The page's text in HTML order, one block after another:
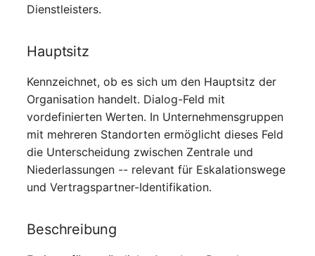
Steckdosenleiste
Supernet
Switch
Switch Chassis
Systemdienst
Telefon
Telefonanlage
Dienstleisters.
Hauptsitz
Kennzeichnet, ob es sich um den Hauptsitz der
Organisation handelt. Dialog-Feld mit
vordefinierten Werten. In Unternehmensgruppen
mit mehreren Standorten ermöglicht dieses Feld
die Unterscheidung zwischen Zentrale und
Niederlassungen -- relevant für Eskalationswege
und Vertragspartner-Identifikation.
Beschreibung